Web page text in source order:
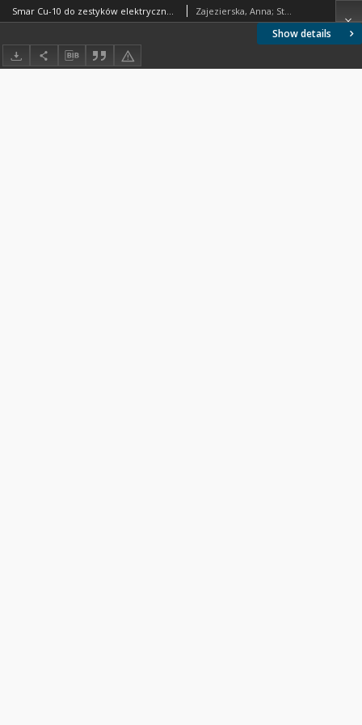
Show details
Smar Cu-10 do zestyków elektrycznych BN-74/0536-25 Zajezierska, Anna; Steinmec, Franciszek; Michalak, Jacek; Gibińska, Wiesława